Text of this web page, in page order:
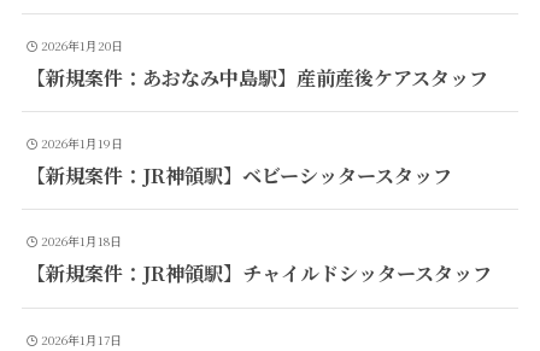
2026年1月20日
【新規案件：あおなみ中島駅】産前産後ケアスタッフ
2026年1月19日
【新規案件：JR神領駅】ベビーシッタースタッフ
2026年1月18日
【新規案件：JR神領駅】チャイルドシッタースタッフ
2026年1月17日